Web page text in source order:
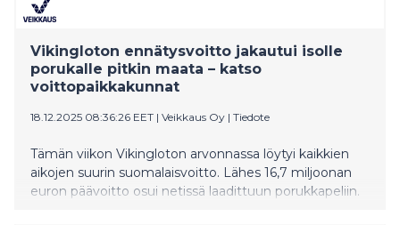
Vikingloton ennätysvoitto jakautui isolle
porukalle pitkin maata – katso
voittopaikkakunnat
18.12.2025 08:36:26 EET | Veikkaus Oy | Tiedote
Tämän viikon Vikingloton arvonnassa löytyi kaikkien
aikojen suurin suomalaisvoitto. Lähes 16,7 miljoonan
euron päävoitto osui netissä laadittuun porukkapeliin.